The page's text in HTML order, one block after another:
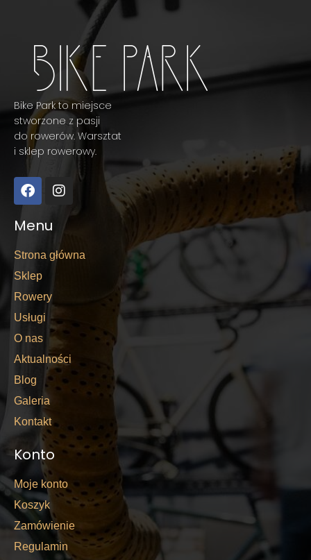
Bike Park to miejsce
stworzone z pasji
do rowerów. Warsztat
i sklep rowerowy.
Menu
Strona główna
Sklep
Rowery
Usługi
O nas
Aktualności
Blog
Galeria
Kontakt
Konto
Moje konto
Koszyk
Zamówienie
Regulamin